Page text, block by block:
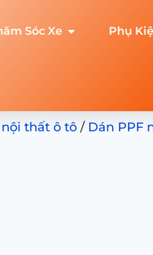
Sóc Xe Phụ
thất ô tô / Dán PPF